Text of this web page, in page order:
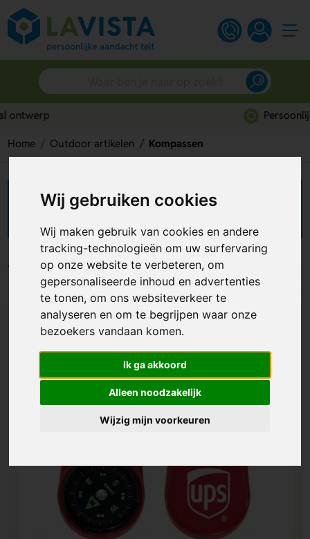
Wij gebruiken cookies
Wij maken gebruik van cookies en andere
tracking-technologieën om uw surfervaring
op onze website te verbeteren, om
gepersonaliseerde inhoud en advertenties
te tonen, om ons websiteverkeer te
analyseren en om te begrijpen waar onze
bezoekers vandaan komen.
Ik ga akkoord
Alleen noodzakelijk
Wijzig mijn voorkeuren
Home Outdoor artikelen Kompassen
Kompas bedrukken
Filters